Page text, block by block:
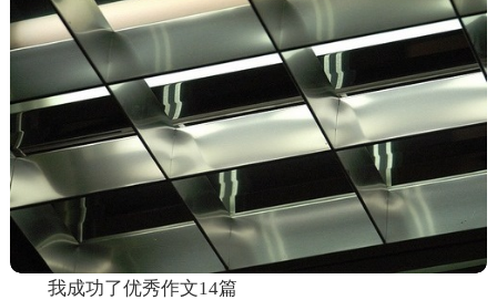
我成功了优秀作文14篇